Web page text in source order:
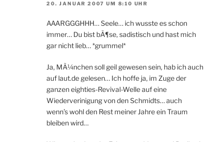
20. JANUAR 2007 UM 8:10 UHR
AAARGGGHHH… Seele… ich wusste es schon
immer… Du bist bÃ¶se, sadistisch und hast mich
gar nicht lieb… *grummel*
Ja, MÃ¼nchen soll geil gewesen sein, hab ich auch
auf laut.de gelesen… Ich hoffe ja, im Zuge der
ganzen eighties-Revival-Welle auf eine
Wiederverinigung von den Schmidts… auch
wenn’s wohl den Rest meiner Jahre ein Traum
bleiben wird…